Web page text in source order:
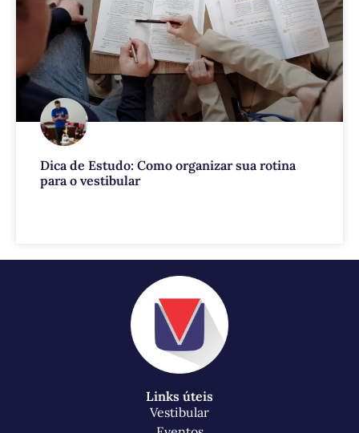
Dica de Estudo: Como organizar sua rotina
para o vestibular
Links úteis
Vestibular